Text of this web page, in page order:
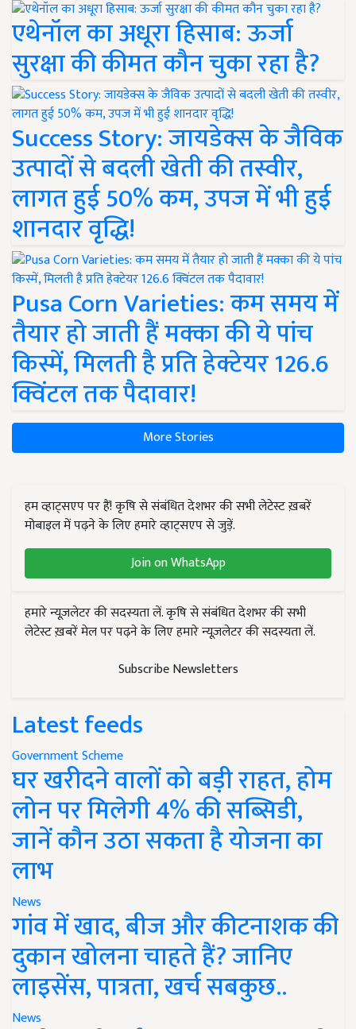
एथेनॉल का अधूरा हिसाब: ऊर्जा
सुरक्षा की कीमत कौन चुका रहा है?
Success Story: जायडेक्स के जैविक
उत्पादों से बदली खेती की तस्वीर,
लागत हुई 50% कम, उपज में भी हुई
शानदार वृद्धि!
Pusa Corn Varieties: कम समय में
तैयार हो जाती हैं मक्का की ये पांच
किस्में, मिलती है प्रति हेक्टेयर 126.6
क्विंटल तक पैदावार!
More Stories
हम व्हाट्सएप पर हैं! कृषि से संबंधित देशभर की सभी लेटेस्ट ख़बरें
मोबाइल में पढ़ने के लिए हमारे व्हाट्सएप से जुड़ें.
Join on WhatsApp
हमारे न्यूज़लेटर की सदस्यता लें. कृषि से संबंधित देशभर की सभी
लेटेस्ट ख़बरें मेल पर पढ़ने के लिए हमारे न्यूज़लेटर की सदस्यता लें.
Subscribe Newsletters
Latest feeds
Government Scheme
घर खरीदने वालों को बड़ी राहत, होम
लोन पर मिलेगी 4% की सब्सिडी,
जानें कौन उठा सकता है योजना का
लाभ
News
गांव में खाद, बीज और कीटनाशक की
दुकान खोलना चाहते हैं? जानिए
लाइसेंस, पात्रता, खर्च सबकुछ..
News